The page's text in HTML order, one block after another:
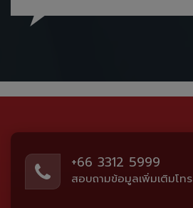
+66 3312 5999
สอบถามข้อมูลเพิ่มเติมโทร